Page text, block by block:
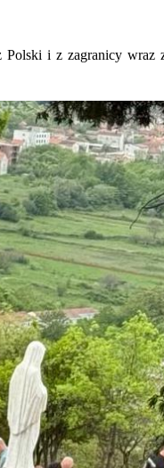
i z zagranicy